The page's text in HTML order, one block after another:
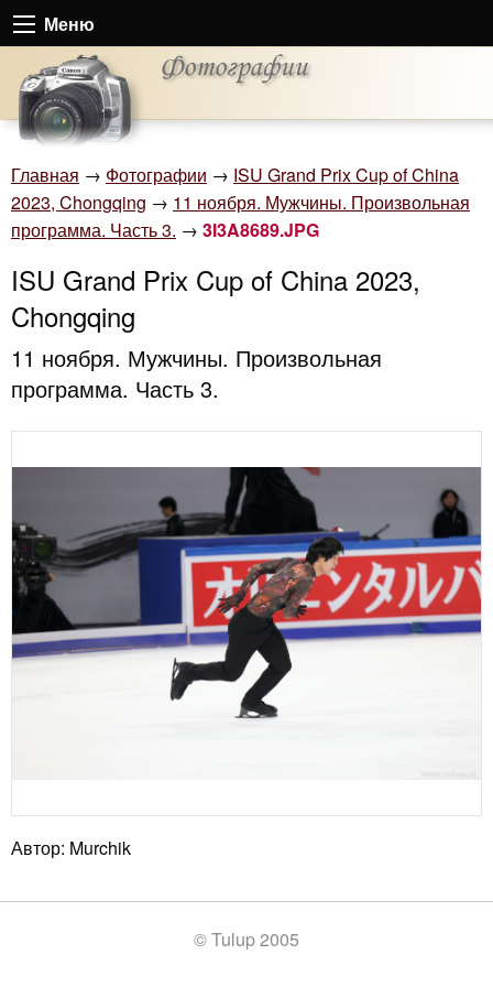
Меню
Главная → Фотографии → ISU Grand Prix Cup of China
2023, Chongqing → 11 ноября. Мужчины. Произвольная
программа. Часть 3. → 3I3A8689.JPG
ISU Grand Prix Cup of China 2023,
Chongqing
11 ноября. Мужчины. Произвольная
программа. Часть 3.
Автор: Murchik
© Tulup 2005